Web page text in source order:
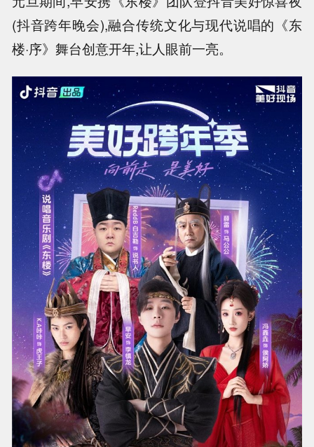
(抖音跨年晚会),融合传统文化与现代说唱的《东
楼·序》舞台创意开年,让人眼前一亮。